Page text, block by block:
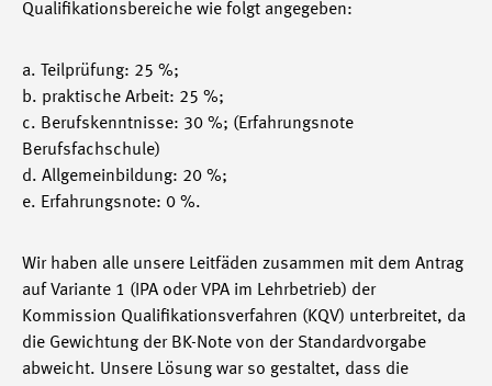
Qualifikationsbereiche wie folgt angegeben:
a. Teilprüfung: 25 %;
b. praktische Arbeit: 25 %;
c. Berufskenntnisse: 30 %; (Erfahrungsnote
Berufsfachschule)
d. Allgemeinbildung: 20 %;
e. Erfahrungsnote: 0 %.
Wir haben alle unsere Leitfäden zusammen mit dem Antrag
auf Variante 1 (IPA oder VPA im Lehrbetrieb) der
Kommission Qualifikationsverfahren (KQV) unterbreitet, da
die Gewichtung der BK-Note von der Standardvorgabe
abweicht. Unsere Lösung war so gestaltet, dass die